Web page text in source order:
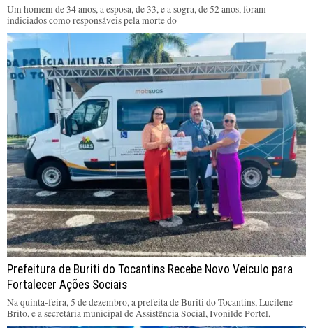
Um homem de 34 anos, a esposa, de 33, e a sogra, de 52 anos, foram
indiciados como responsáveis pela morte do
Prefeitura de Buriti do Tocantins Recebe Novo Veículo para
Fortalecer Ações Sociais
Na quinta-feira, 5 de dezembro, a prefeita de Buriti do Tocantins, Lucilene
Brito, e a secretária municipal de Assistência Social, Ivonilde Portel,